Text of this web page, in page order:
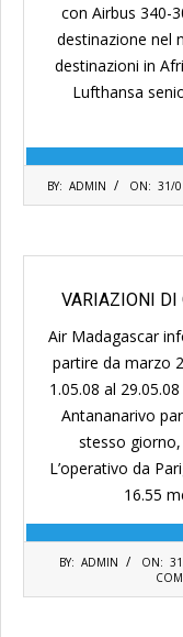
con Airbus 340-
destinazione nel
destinazioni in
Lufthansa
2008-
01-
BY: ADMIN ON: 31/
VARIAZIONI DI
Air Madagascar
partire da marzo
1.05.08 al
Antananarivo
stesso
L’operativo da
16.55
2008-
31
BY: ADMIN ON: